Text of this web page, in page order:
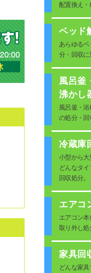
配置換え・
ベッド
あらゆる
分・回収に
風呂釜
沸かし
風呂釜・
の処分・回
冷蔵庫
小型から大
どんなタ
回収処分。
エアコ
エアコン
取り外し処
家具回
どんな家具